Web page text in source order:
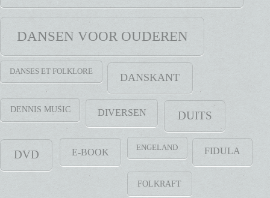
DANSEN VOOR OUDEREN
DANSES ET FOLKLORE DANSKANT
DENNIS MUSIC DIVERSEN DUITS
DVD E-BOOK ENGELAND FIDULA
FOLKRAFT